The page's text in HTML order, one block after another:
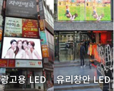
광고용 LED 유리창안 LED